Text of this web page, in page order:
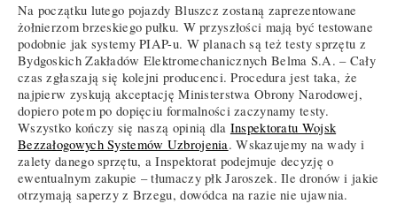
Na początku lutego pojazdy Bluszcz zostaną zaprezentowane
żołnierzom brzeskiego pułku. W przyszłości mają być testowane
podobnie jak systemy PIAP-u. W planach są też testy sprzętu z
Bydgoskich Zakładów Elektromechanicznych Belma S.A. – Cały
czas zgłaszają się kolejni producenci. Procedura jest taka, że
najpierw zyskują akceptację Ministerstwa Obrony Narodowej,
dopiero potem po dopięciu formalności zaczynamy testy.
Wszystko kończy się naszą opinią dla Inspektoratu Wojsk
Bezzałogowych Systemów Uzbrojenia. Wskazujemy na wady i
zalety danego sprzętu, a Inspektorat podejmuje decyzję o
ewentualnym zakupie – tłumaczy płk Jaroszek. Ile dronów i jakie
otrzymają saperzy z Brzegu, dowódca na razie nie ujawnia.